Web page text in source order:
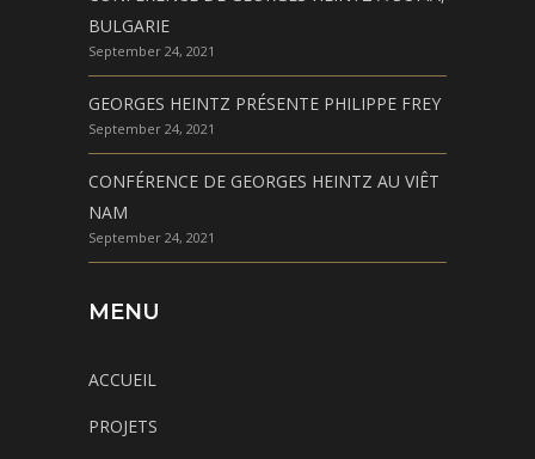
BULGARIE
September 24, 2021
GEORGES HEINTZ PRÉSENTE PHILIPPE FREY
September 24, 2021
CONFÉRENCE DE GEORGES HEINTZ AU VIÊT
NAM
September 24, 2021
MENU
ACCUEIL
PROJETS